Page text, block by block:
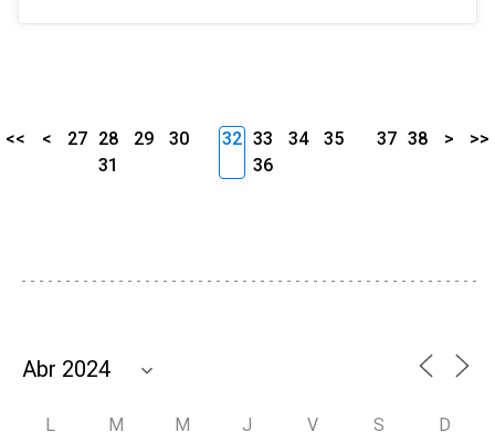
<< < 27 28 29
30
31
32 33 34
35
36
37 38 > >>
L M M J V S D